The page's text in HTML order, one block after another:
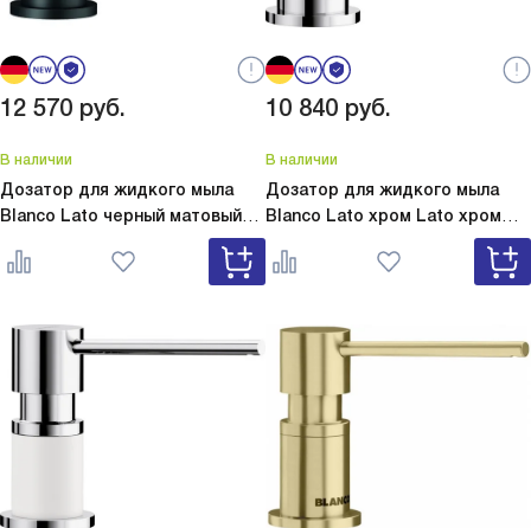
12 570 руб.
В наличии
Дозатор для жидкого мыла
Blanco Lato черный матовый
Lato черный матовый 525789
10 840 руб.
В наличии
Дозатор для жидкого мыла
Blanco Lato хром Lato хром